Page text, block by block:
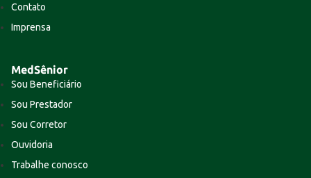
Contato
Imprensa
MedSênior
Sou Beneficiário
Sou Prestador
Sou Corretor
Ouvidoria
Trabalhe conosco